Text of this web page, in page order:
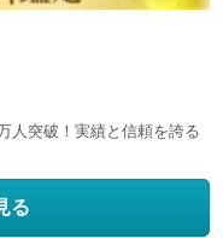
人突破！実績と信頼を誇る
る